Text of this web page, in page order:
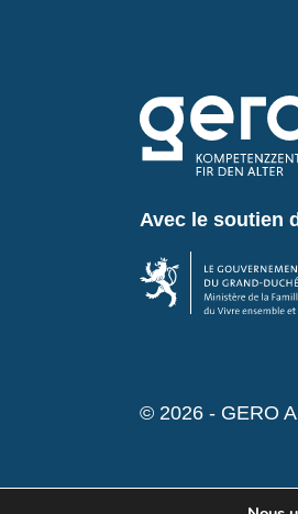
Avec le soutien
© 2026 - GERO